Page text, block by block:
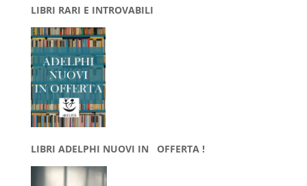
LIBRI RARI E INTROVABILI
LIBRI ADELPHI NUOVI IN OFFERTA !